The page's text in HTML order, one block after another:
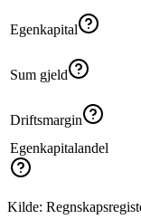
Egenkapital
Sum gjeld
Driftsmargin
Egenkapitalandel
Kilde: